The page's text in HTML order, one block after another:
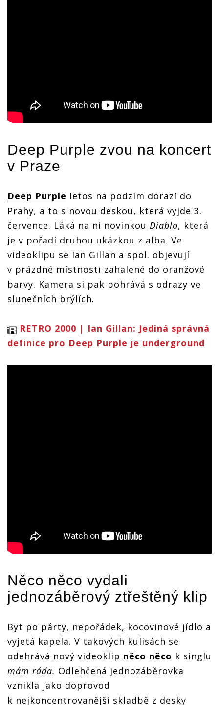
Deep Purple zvou na koncert
v Praze
Deep Purple letos na podzim dorazí do
Prahy, a to s novou deskou, která vyjde 3.
července. Láká na ni novinkou Diablo, která
je v pořadí druhou ukázkou z alba. Ve
videoklipu se Ian Gillan a spol. objevují
v prázdné místnosti zahalené do oranžové
barvy. Kamera si pak pohrává s odrazy ve
slunečních brýlích.
RETRO 2000 | Ian Gillan: Jediná správná
definice pro Deep Purple je underground
Něco něco vydali
jednozáběrový ztřeštěný klip
Byt po párty, nepořádek, kocovinové jídlo a
vyjetá kapela. V takových kulisách se
odehrává nový videoklip něco něco k singlu
mám ráda. Odlehčená jednozáběrovka
vznikla jako doprovod
k nejkoncentrovanější skladbě z desky